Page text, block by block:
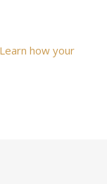
Learn how your